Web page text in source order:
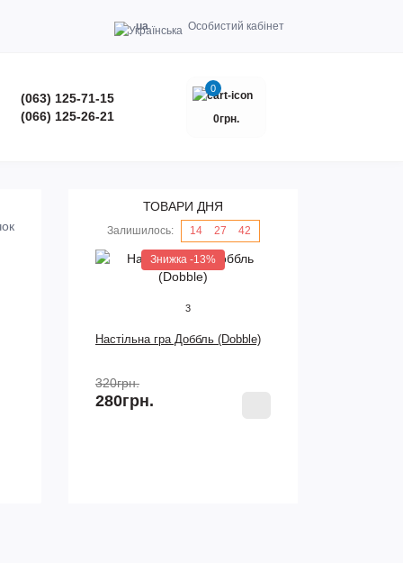
ua Особистий кабінет
(063) 125-71-15
(066) 125-26-21
0
0грн.
ТОВАРИ ДНЯ
Залишилось: 14 27 41
Знижка -13%
3
Настільна гра Доббль (Dobble)
320грн.
280грн.